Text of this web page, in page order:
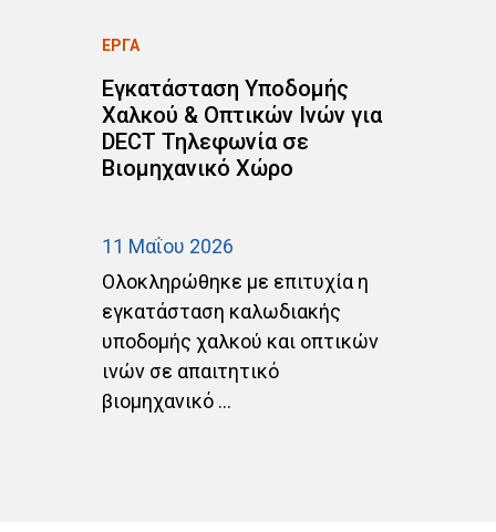
ΕΡΓΑ
Εγκατάσταση Υποδομής
Χαλκού & Οπτικών Ινών για
DECT Τηλεφωνία σε
Βιομηχανικό Χώρο
11 Μαΐου 2026
Ολοκληρώθηκε με επιτυχία η
εγκατάσταση καλωδιακής
υποδομής χαλκού και οπτικών
ινών σε απαιτητικό
βιομηχανικό ...